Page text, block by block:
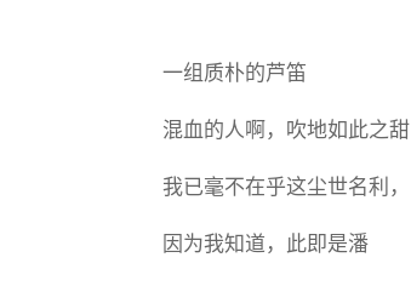
一组质朴的芦笛
混血的人啊，吹地如此之甜
我已毫不在乎这尘世名利，
因为我知道，此即是潘